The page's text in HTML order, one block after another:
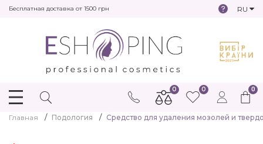
Бесплатная доставка от 1500 грн RU
0
0 0
Главная Подология Средство для удаления мозолей и